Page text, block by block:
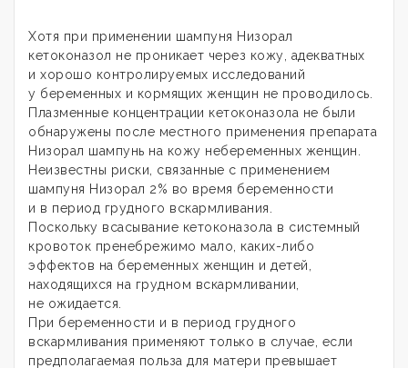
Хотя при применении шампуня Низорал
кетоконазол не проникает через кожу, адекватных
и хорошо контролируемых исследований
у беременных и кормящих женщин не проводилось.
Плазменные концентрации кетоконазола не были
обнаружены после местного применения препарата
Низорал шампунь на кожу небеременных женщин.
Неизвестны риски, связанные с применением
шампуня Низорал 2% во время беременности
и в период грудного вскармливания.
Поскольку всасывание кетоконазола в системный
кровоток пренебрежимо мало, каких-либо
эффектов на беременных женщин и детей,
находящихся на грудном вскармливании,
не ожидается.
При беременности и в период грудного
вскармливания применяют только в случае, если
предполагаемая польза для матери превышает